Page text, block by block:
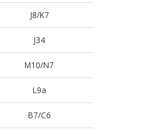
J8/K7
J34
M10/N7
L9a
B7/C6